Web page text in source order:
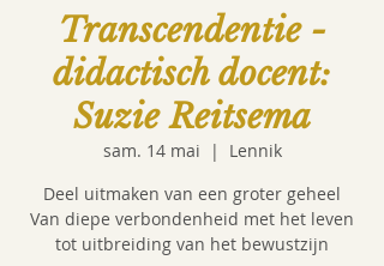
Transcendentie -
didactisch docent:
Suzie Reitsema
sam. 14 mai
  |
Lennik
Deel uitmaken van een groter geheel
Van diepe verbondenheid met het leven
tot uitbreiding van het bewustzijn